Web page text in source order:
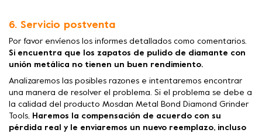
6. Servicio postventa
Por favor envíenos los informes detallados como comentarios.
Si encuentra que los zapatos de pulido de diamante con
unión metálica no tienen un buen rendimiento.
Analizaremos las posibles razones e intentaremos encontrar
una manera de resolver el problema. Si el problema se debe a
la calidad del producto Mosdan Metal Bond Diamond Grinder
Tools, Haremos la compensación de acuerdo con su
pérdida real y le enviaremos un nuevo reemplazo, incluso